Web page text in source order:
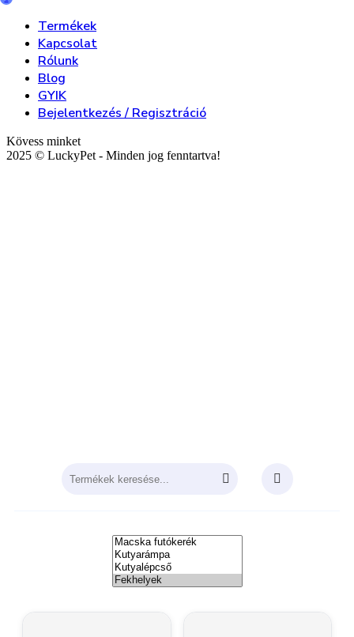
Termékek
Kapcsolat
Rólunk
Blog
GYIK
Bejelentkezés / Regisztráció
Kövess minket
2025 © LuckyPet - Minden jog fenntartva!